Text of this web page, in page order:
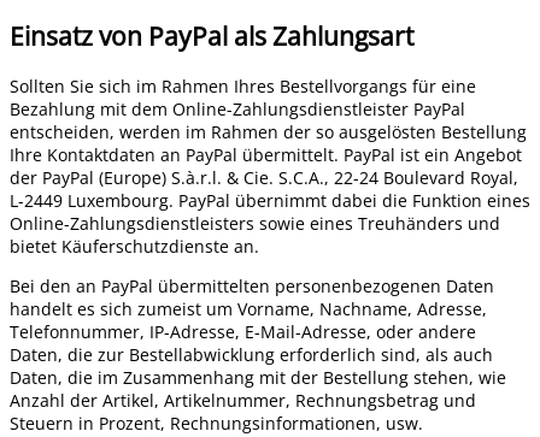
Einsatz von PayPal als Zahlungsart
Sollten Sie sich im Rahmen Ihres Bestellvorgangs für eine
Bezahlung mit dem Online-Zahlungsdienstleister PayPal
entscheiden, werden im Rahmen der so ausgelösten Bestellung
Ihre Kontaktdaten an PayPal übermittelt. PayPal ist ein Angebot
der PayPal (Europe) S.à.r.l. & Cie. S.C.A., 22-24 Boulevard Royal,
L-2449 Luxembourg. PayPal übernimmt dabei die Funktion eines
Online-Zahlungsdienstleisters sowie eines Treuhänders und
bietet Käuferschutzdienste an.
Bei den an PayPal übermittelten personenbezogenen Daten
handelt es sich zumeist um Vorname, Nachname, Adresse,
Telefonnummer, IP-Adresse, E-Mail-Adresse, oder andere
Daten, die zur Bestellabwicklung erforderlich sind, als auch
Daten, die im Zusammenhang mit der Bestellung stehen, wie
Anzahl der Artikel, Artikelnummer, Rechnungsbetrag und
Steuern in Prozent, Rechnungsinformationen, usw.